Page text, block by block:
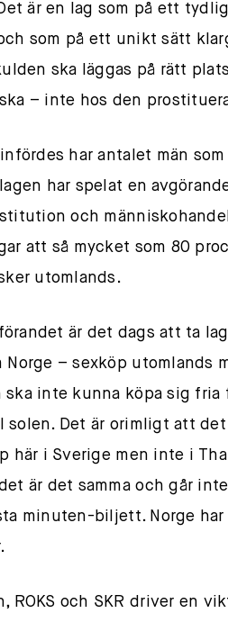
är en lag som på ett
som på ett unikt sätt
ska läggas på rätt
– inte hos den
har antalet män
har spelat en
och
att så mycket som 80
utomlands.
är det dags att ta
Norge – sexköp utomlands
ska inte kunna köpa sig fria
solen. Det är orimligt att
här i Sverige men inte i
är det samma och går
minuten-biljett. Norge
ROKS och SKR driver en